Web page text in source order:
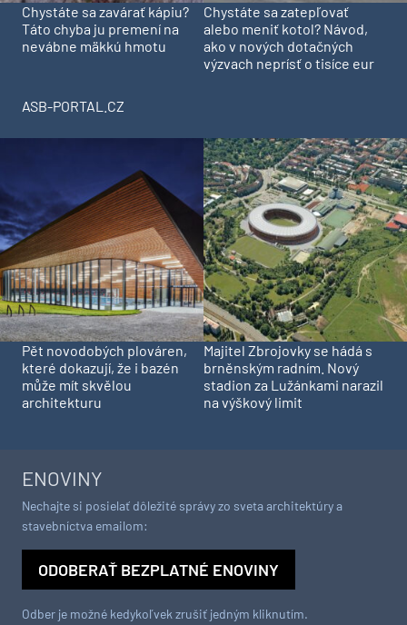
Chystáte sa zavárať kápiu?
Táto chyba ju premení na
nevábne mäkkú hmotu
Chystáte sa zatepľovať
alebo meniť kotol? Návod,
ako v nových dotačných
výzvach neprísť o tisíce eur
ASB-PORTAL.CZ
Pět novodobých plováren,
které dokazují, že i bazén
může mít skvělou
architekturu
Majitel Zbrojovky se hádá s
brněnským radním. Nový
stadion za Lužánkami narazil
na výškový limit
ENOVINY
Nechajte si posielať dôležité správy zo sveta architektúry a
stavebníctva emailom:
ODOBERAŤ BEZPLATNÉ ENOVINY
Odber je možné kedykoľvek zrušiť jedným kliknutím.